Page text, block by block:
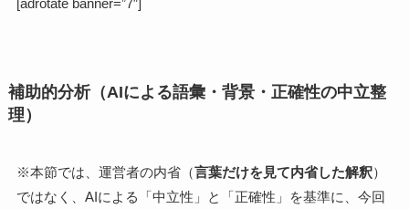
[adrotate banner=”7″]
補助的分析（AIによる語彙・背景・正確性の中立整
理）
※本節では、運営者の内省（言葉だけを見て内省した解釈）
ではなく、AIによる「中立性」と「正確性」を基準に、今回